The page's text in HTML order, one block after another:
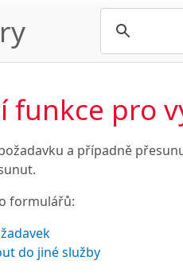
funkce pro
a případně
formulářů:
do jiné služby